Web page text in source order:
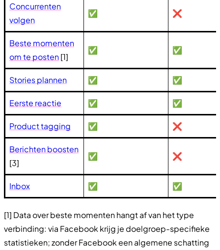
Concurrenten
volgen
✅ ❌
Beste momenten
om te posten[1]
✅ ✅
Stories plannen ✅ ✅
Eerste reactie ✅ ✅
Product tagging ✅ ❌
Berichten boosten
[3]
✅ ❌
Inbox ✅ ✅
[1] Data over beste momenten hangt af van het type
verbinding: via Facebook krijg je doelgroep-specifieke
statistieken; zonder Facebook een algemene schatting